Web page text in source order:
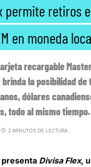
permite retiros
en moneda
recargable
la posibilidad de
dólares
todo al mismo tiempo.
2 MINUTOS DE LECTURA
presenta Divisa Flex,